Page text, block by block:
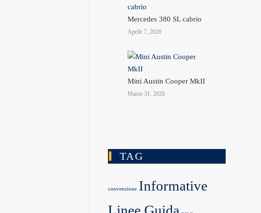
Mercedes 380 SL cabrio
Aprile 7, 2026
Mini Austin Cooper MkII
Marzo 31, 2026
TAG
convenzione Informative